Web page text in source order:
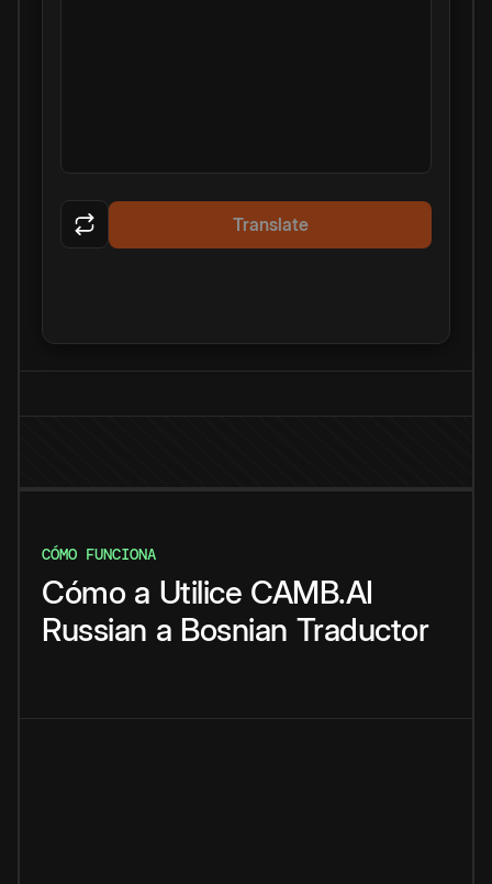
Translate
CÓMO FUNCIONA
Cómo a Utilice CAMB.AI
Russian a Bosnian Traductor